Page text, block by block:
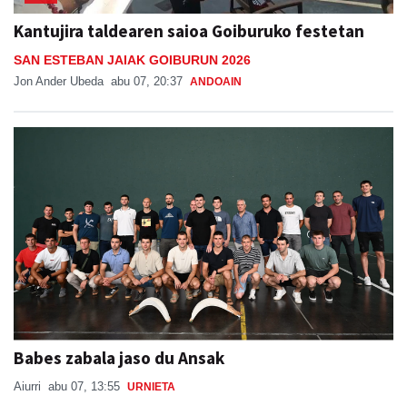
Kantujira taldearen saioa Goiburuko festetan
SAN ESTEBAN JAIAK GOIBURUN 2026
Jon Ander Ubeda abu 07, 20:37 ANDOAIN
Babes zabala jaso du Ansak
Aiurri abu 07, 13:55 URNIETA